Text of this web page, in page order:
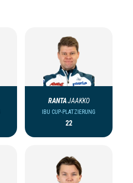
RANTAJAAKKO
IBU CUP-PLATZIERUNG
22